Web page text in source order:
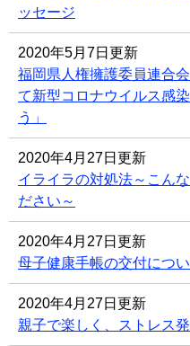
ッセージ
2020年5月7日更新
福岡県人権擁護委員連合
て新型コロナウイルス感
う」
2020年4月27日更新
イライラの対処法～こん
ださい～
2020年4月27日更新
母子健康手帳の交付につ
2020年4月27日更新
親子で楽しく、ストレス発